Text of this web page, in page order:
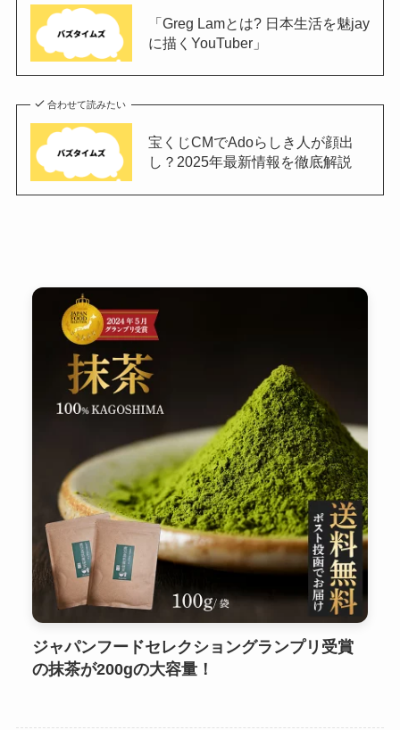
「Greg Lamとは? 日本生活を魅jay
に描くYouTuber」
合わせて読みたい
宝くじCMでAdoらしき人が顔出
し？2025年最新情報を徹底解説
ジャパンフードセレクショングランプリ受賞
の抹茶が200gの大容量！